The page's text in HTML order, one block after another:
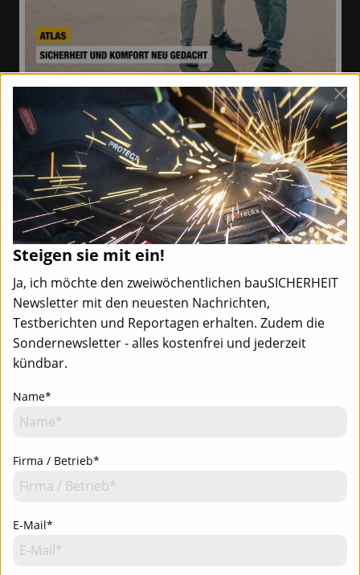
Team Mediadaten
Newsletter
Newsletter-Anmeldung - Aktuell informiert Team Mediadaten Kontakt
Impressum Datenschutz
Steigen sie mit ein!
Ja, ich möchte den zweiwöchentlichen bauSICHERHEIT
Newsletter mit den neuesten Nachrichten,
Testberichten und Reportagen erhalten. Zudem die
Sondernewsletter - alles kostenfrei und jederzeit
kündbar.
Name*
Firma / Betrieb*
E-Mail*
×